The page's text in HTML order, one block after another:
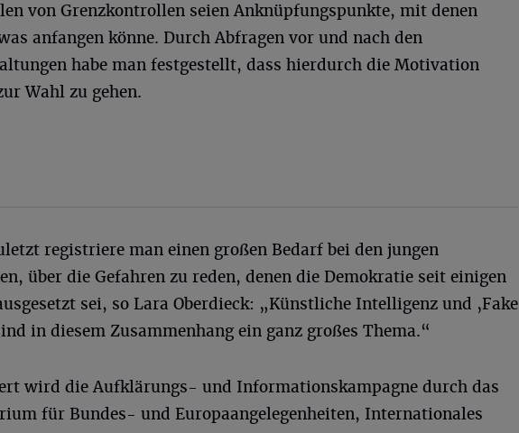
von Grenzkontrollen seien Anknüpfungspunkte, mit denen
anfangen könne. Durch Abfragen vor und nach den
habe man festgestellt, dass hierdurch die Motivation
Wahl zu gehen.
registriere man einen großen Bedarf bei den jungen
über die Gefahren zu reden, denen die Demokratie seit einigen
sei, so Lara Oberdieck: „Künstliche Intelligenz und ‚Fake
in diesem Zusammenhang ein ganz großes Thema.“
wird die Aufklärungs- und Informationskampagne durch das
für Bundes- und Europaangelegenheiten, Internationales